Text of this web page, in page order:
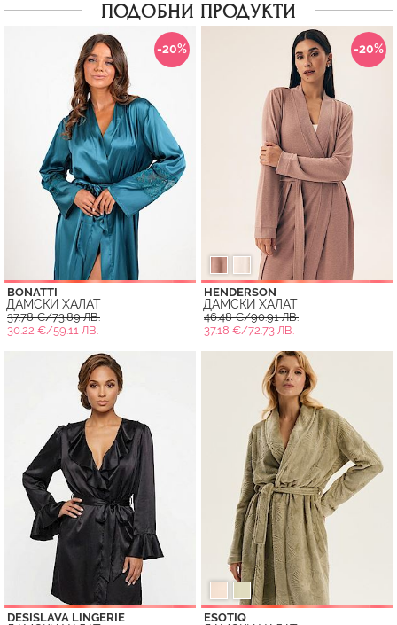
ПОДОБНИ ПРОДУКТИ
-20%
BONATTI
ДАМСКИ ХАЛАТ
37.78 €/73.89 ЛВ.
30.22 €/59.11 ЛВ.
-20%
HENDERSON
ДАМСКИ ХАЛАТ
46.48 €/90.91 ЛВ.
37.18 €/72.73 ЛВ.
DESISLAVA LINGERIE ESOTIQ